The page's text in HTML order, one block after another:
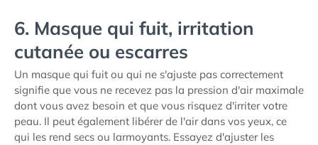
6. Masque qui fuit, irritation
cutanée ou escarres
Un masque qui fuit ou qui ne s'ajuste pas correctement
signifie que vous ne recevez pas la pression d'air maximale
dont vous avez besoin et que vous risquez d'irriter votre
peau. Il peut également libérer de l'air dans vos yeux, ce
qui les rend secs ou larmoyants. Essayez d'ajuster les